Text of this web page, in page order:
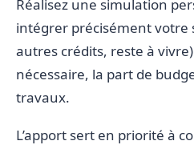
Réalisez une simulation
intégrer précisément votre
autres crédits, reste à
nécessaire, la part de
travaux.
L’apport sert en priorité à